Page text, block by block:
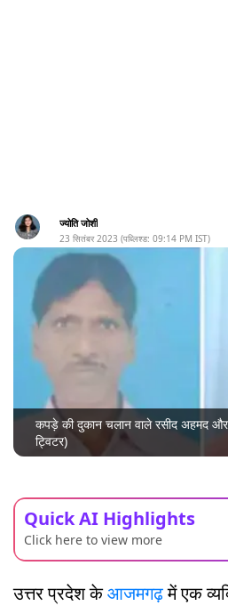
ज्योति जोशी
23 सितंबर 2023 (पब्लिश्ड: 09:14 PM IST)
कपड़े की दुकान चलान वाले रसीद अहमद
ट्विटर)
Quick AI Highlights
Click here to view more
उत्तर प्रदेश केआजमगढ़में एक